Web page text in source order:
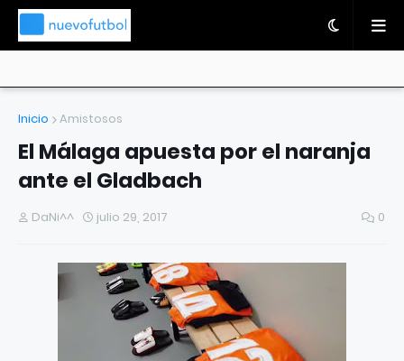
Inicio Amistosos
El Málaga apuesta por el naranja
ante el Gladbach
DaNi^^ julio 29, 2017 0